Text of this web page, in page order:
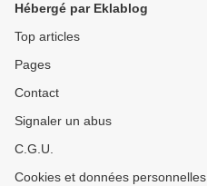
Hébergé par Eklablog
Top articles
Pages
Contact
Signaler un abus
C.G.U.
Cookies et données personnelles